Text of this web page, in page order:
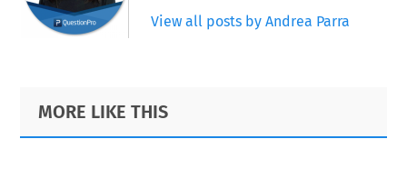
View all posts by Andrea Parra
Primary
Sidebar
Footer
MORE LIKE THIS